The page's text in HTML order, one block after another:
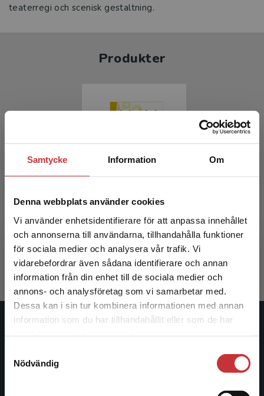
Samtycke Information Om
Denna webbplats använder cookies
Vi använder enhetsidentifierare för att anpassa innehållet
och annonserna till användarna, tillhandahålla funktioner
för sociala medier och analysera vår trafik. Vi
vidarebefordrar även sådana identifierare och annan
information från din enhet till de sociala medier och
annons- och analysföretag som vi samarbetar med.
Dessa kan i sin tur kombinera informationen med annan
information som du har tillhandahållit eller som de har
Nödvändig
Begränsad fraktregion
Det verkar som att du besöker
studentlitteratur.se via en enhet utanför Sverige.
Vi erbjuder inte leveranser utanför Sverige. För
att kunna slutföra ett köp måste
teaterregi och scenisk gestaltning.
Produkter
Lek en bok
Cedervall, Sofia m.fl.
304 krinkl. moms
Exkl. moms: 287 kr
Studentlitteratur grundades 1963 och är idag Sveriges
ledande utbildningsförlag. Med läromedel, kurslitteratur,